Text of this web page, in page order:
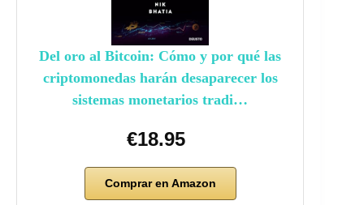
Del oro al Bitcoin: Cómo y por qué las
criptomonedas harán desaparecer los
sistemas monetarios tradi…
€18.95
Comprar en Amazon